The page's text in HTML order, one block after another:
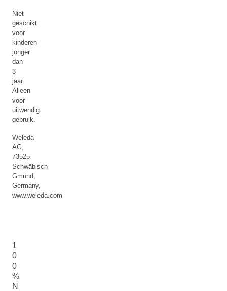
Niet
geschikt
voor
kinderen
jonger
dan
3
jaar.
Alleen
voor
uitwendig
gebruik.
Weleda
AG,
73525
Schwäbisch
Gmünd,
Germany,
www.weleda.com
1
0
0
%
N